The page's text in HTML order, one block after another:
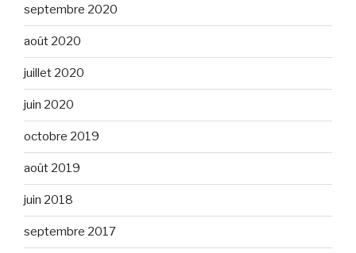
septembre 2020
août 2020
juillet 2020
juin 2020
octobre 2019
août 2019
juin 2018
septembre 2017